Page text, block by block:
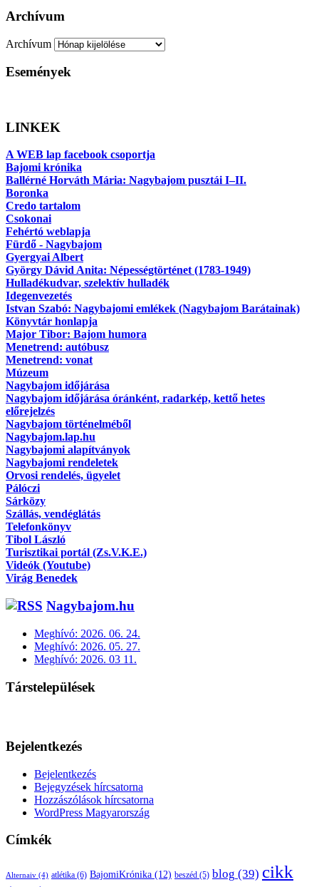
Archívum
Archívum
Események
LINKEK
A WEB lap facebook csoportja
Bajomi krónika
Ballérné Horváth Mária: Nagybajom pusztái I–II.
Boronka
Credo tartalom
Csokonai
Fehértó weblapja
Fürdő - Nagybajom
Gyergyai Albert
György Dávid Anita: Népességtörténet (1783-1949)
Hulladékudvar, szelektív hulladék
Idegenvezetés
Istvan Szabó: Nagybajomi emlékek (Nagybajom Barátainak)
Könyvtár honlapja
Major Tibor: Bajom humora
Menetrend: autóbusz
Menetrend: vonat
Múzeum
Nagybajom időjárása
Nagybajom időjárása óránként, radarkép, kettő hetes
előrejelzés
Nagybajom történelméből
Nagybajom.lap.hu
Nagybajomi alapítványok
Nagybajomi rendeletek
Orvosi rendelés, ügyelet
Pálóczi
Sárközy
Szállás, vendéglátás
Telefonkönyv
Tibol László
Turisztikai portál (Zs.V.K.E.)
Videók (Youtube)
Virág Benedek
Nagybajom.hu
Meghívó: 2026. 06. 24.
Meghívó: 2026. 05. 27.
Meghívó: 2026. 03 11.
Társtelepülések
Bejelentkezés
Bejelentkezés
Bejegyzések hírcsatorna
Hozzászólások hírcsatorna
WordPress Magyarország
Címkék
Alternaiv (4) atlétika (6) BajomiKrónika (12) beszéd (5) blog (39) cikk